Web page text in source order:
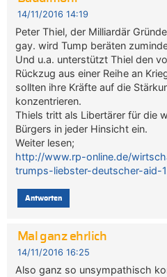
14/11/2016 14:19
Peter Thiel, der Milliardär
gay. wird Tump beräten
Und u.a. unterstützt Thiel den
Rückzug aus einer Reihe an
sollten ihre Kräfte auf die
konzentrieren.
Thiels tritt als Libertärer für die
Bürgers in jeder Hinsicht ein.
Weiter lesen;
http://www.rp-online.de/
trumps-liebster-deutscher-aid-
Antworten
Mal ganz ehrlich
14/11/2016 16:25
Also ganz so unsympathisch